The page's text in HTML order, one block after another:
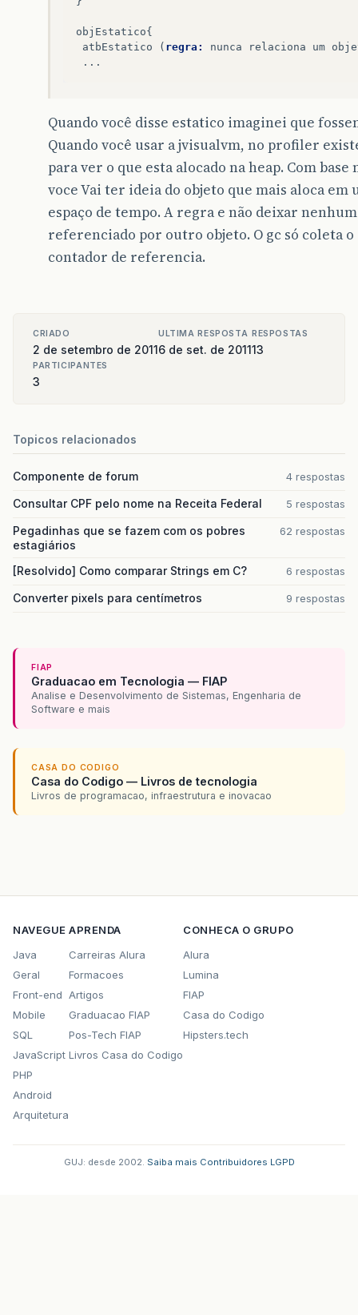
objEstatico{
atbEstatico
( regra: nunca relaciona um
...
Quando você disse estatico imaginei que
Quando você usar a jvisualvm, no profiler
para ver o que esta alocado na heap. Com base
voce Vai ter ideia do objeto que mais aloca em
espaço de tempo. A regra e não deixar
referenciado por outro objeto. O gc só coleta o
contador de referencia.
CRIADO
2 de setembro de 2011
ULTIMA RESPOSTA
6 de set. de 2011
RESPOSTAS
13
PARTICIPANTES
3
Topicos relacionados
Componente de forum 4 respostas
Consultar CPF pelo nome na Receita Federal 5 respostas
Pegadinhas que se fazem com os pobres
estagiários
62 respostas
[Resolvido] Como comparar Strings em C? 6 respostas
Converter pixels para centímetros 9 respostas
FIAP
Graduacao em Tecnologia — FIAP
Analise e Desenvolvimento de Sistemas, Engenharia de
Software e mais
CASA DO CODIGO
Casa do Codigo — Livros de tecnologia
Livros de programacao, infraestrutura e inovacao
NAVEGUE
Java
Geral
Front-end
Mobile
SQL
JavaScript
PHP
Android
Arquitetura
APRENDA
Carreiras Alura
Formacoes
Artigos
Graduacao FIAP
Pos-Tech FIAP
Livros Casa do Codigo
CONHECA O GRUPO
Alura
Lumina
FIAP
Casa do Codigo
Hipsters.tech
GUJ: desde 2002. Saiba mais Contribuidores LGPD